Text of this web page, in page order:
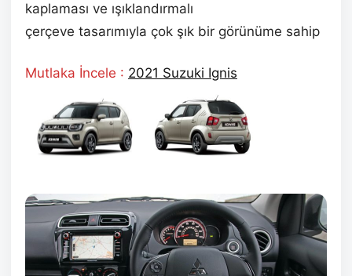
kaplaması ve ışıklandırmalı
çerçeve tasarımıyla çok şık bir görünüme sahip
Mutlaka İncele : 2021 Suzuki Ignis